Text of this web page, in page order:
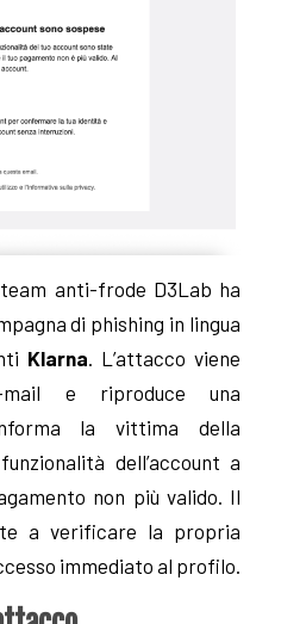
anti-frode D3Lab ha
di phishing in lingua
Klarna. L’attacco viene
e riproduce una
la vittima della
dell’account a
non più valido. Il
a verificare la propria
immediato al profilo.